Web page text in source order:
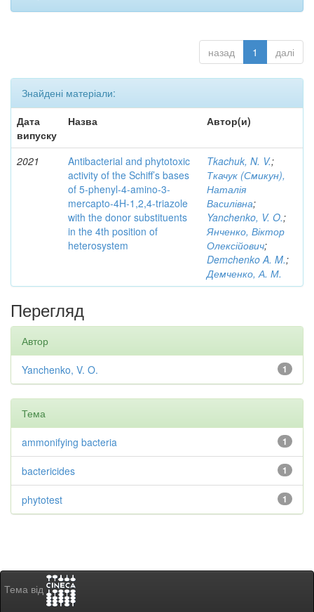
назад 1 далі
Знайдені матеріали:
Дата
випуску
Назва Автор(и)
2021
Antibacterial and phytotoxic
activity of the Schiff’s bases
of 5-phenyl-4-amino-3-
mercapto-4H-1,2,4-triazole
with the donor substituents
in the 4th position of
heterosystem
Tkachuk, N. V.;
Ткачук (Смикун),
Наталія
Василівна;
Yanchenko, V. O.;
Янченко, Віктор
Олексійович;
Demchenko A. M.;
Демченко, А. М.
Перегляд
Автор
1
Yanchenko, V. O.
Тема
1
ammonifying bacteria
1
bactericides
1
phytotest
Тема від